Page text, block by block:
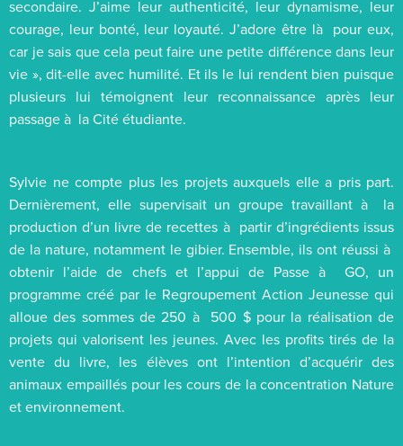
secondaire. J’aime leur authenticité, leur dynamisme, leur
courage, leur bonté, leur loyauté. J’adore être là pour eux,
car je sais que cela peut faire une petite différence dans leur
vie », dit-elle avec humilité. Et ils le lui rendent bien puisque
plusieurs lui témoignent leur reconnaissance après leur
passage à la Cité étudiante.
Sylvie ne compte plus les projets auxquels elle a pris part.
Dernièrement, elle supervisait un groupe travaillant à la
production d’un livre de recettes à partir d’ingrédients issus
de la nature, notamment le gibier. Ensemble, ils ont réussi à
obtenir l’aide de chefs et l’appui de Passe à GO, un
programme créé par le Regroupement Action Jeunesse qui
alloue des sommes de 250 à 500 $ pour la réalisation de
projets qui valorisent les jeunes. Avec les profits tirés de la
vente du livre, les élèves ont l’intention d’acquérir des
animaux empaillés pour les cours de la concentration Nature
et environnement.